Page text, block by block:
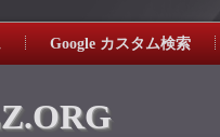
Google カスタム検索